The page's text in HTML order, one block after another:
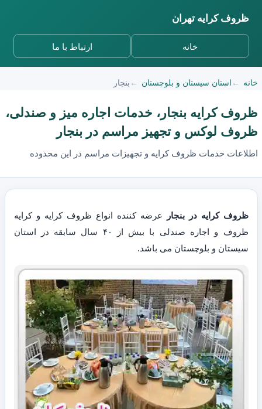
ظروف کرایه تهران
خانه ارتباط با ما
خانه استان سیستان و بلوچستان بنجار
ظروف کرایه بنجار، خدمات اجاره میز و صندلی،
ظروف لوکس و تجهیز مراسم در بنجار
اطلاعات خدمات ظروف کرایه و تجهیزات مراسم در این محدوده
ظروف کرایه در بنجار عرضه کننده انواع ظروف کرایه و کرایه
ظروف و اجاره صندلی با بیش از ۴۰ سال سابقه در استان
سیستان و بلوچستان می باشد.